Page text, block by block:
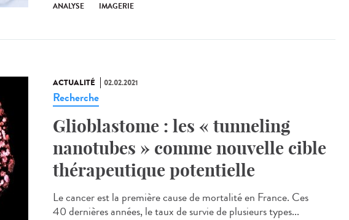
ANALYSE IMAGERIE
ACTUALITÉ 02.02.2021
Recherche
Glioblastome : les « tunneling
nanotubes » comme nouvelle cible
thérapeutique potentielle
Le cancer est la première cause de mortalité en France. Ces
40 dernières années, le taux de survie de plusieurs types...